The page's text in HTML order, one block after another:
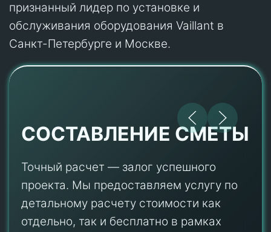
признанный лидер по установке и
обслуживания оборудования Vaillant в
Санкт-Петербурге и Москве.
СОСТАВЛЕНИЕ СМЕТЫ
Точный расчет — залог успешного
проекта. Мы предоставляем услугу по
детальному расчету стоимости как
отдельно, так и бесплатно в рамках